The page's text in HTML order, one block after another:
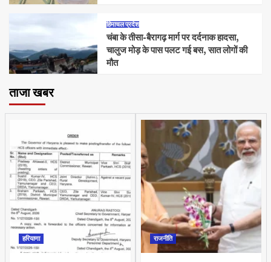
हिमाचल प्रदेश
चंबा के तीसा-बैरागढ़ मार्ग पर दर्दनाक हादसा,
चालुज मोड़ के पास पलट गई बस, सात लोगों की
मौत
ताजा खबर
हरियाणा राजनीति